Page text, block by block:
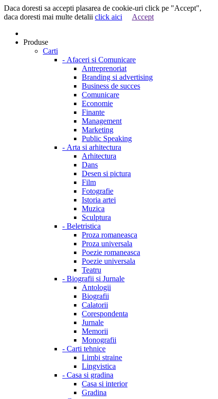
Daca doresti sa accepti plasarea de cookie-uri click pe "Accept",
daca doresti mai multe detalii click aici Accept
Produse
Carti
- Afaceri si Comunicare
Antreprenoriat
Branding si advertising
Business de succes
Comunicare
Economie
Finante
Management
Marketing
Public Speaking
- Arta si arhitectura
Arhitectura
Dans
Desen si pictura
Film
Fotografie
Istoria artei
Muzica
Sculptura
- Beletristica
Proza romaneasca
Proza universala
Poezie romaneasca
Poezie universala
Teatru
- Biografii si Jurnale
Antologii
Biografii
Calatorii
Corespondenta
Jurnale
Memorii
Monografii
- Carti tehnice
Limbi straine
Lingvistica
- Casa si gradina
Casa si interior
Gradina